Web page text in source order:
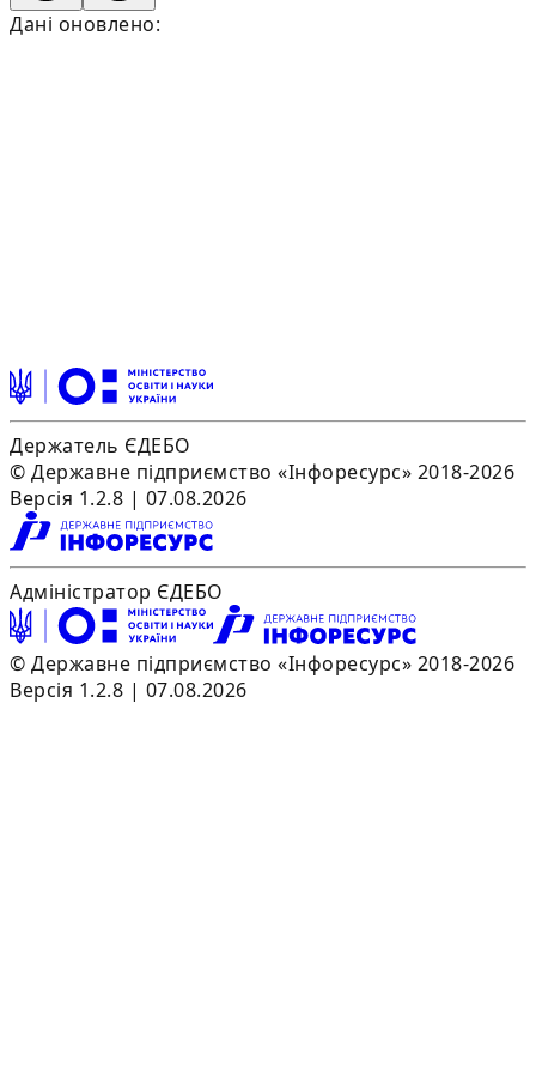
Дані оновлено:
Держатель ЄДЕБО
© Державне підприємство «Інфоресурс» 2018-2026
Версія 1.2.8 | 07.08.2026
Адміністратор ЄДЕБО
© Державне підприємство «Інфоресурс» 2018-2026
Версія 1.2.8 | 07.08.2026